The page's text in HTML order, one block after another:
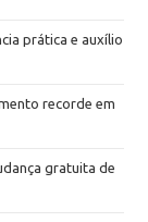
prática e auxílio
recorde em
gratuita de